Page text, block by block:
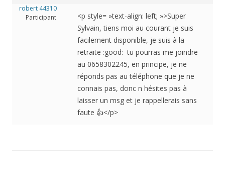
robert 44310
Participant
<p style= »text-align: left; »>Super
Sylvain, tiens moi au courant je suis
facilement disponible, je suis à la
retraite :good: tu pourras me joindre
au 0658302245, en principe, je ne
réponds pas au téléphone que je ne
connais pas, donc n hésites pas à
laisser un msg et je rappellerais sans
faute 👍</p>